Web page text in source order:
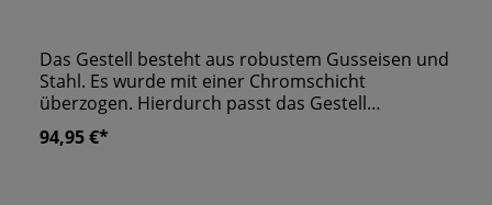
Das Gestell besteht aus robustem Gusseisen und
Stahl. Es wurde mit einer Chromschicht
überzogen. Hierdurch passt das Gestell
besonders gut zu Diner Möbeln - rote
Polsterbänke und glänzendes Metall.
94,95 €*